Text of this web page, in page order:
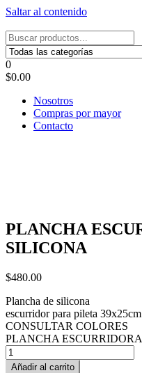
Saltar al contenido
Tel: 22087679 – Cel: 097
0
$0.00
Nosotros
Compras por mayor
Contacto
PLANCHA
SILICONA
$480.00
Plancha de silicona
escurridor para pileta 39x25cm
CONSULTAR COLORES
PLANCHA
Añadir al carrito